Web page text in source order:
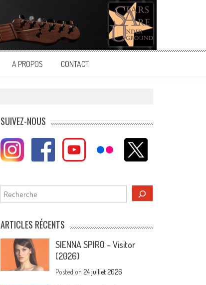
A PROPOS CONTACT
SUIVEZ-NOUS
Rechercher
ARTICLES RÉCENTS
SIENNA SPIRO – Visitor
(2026)
Posted on24 juillet 2026